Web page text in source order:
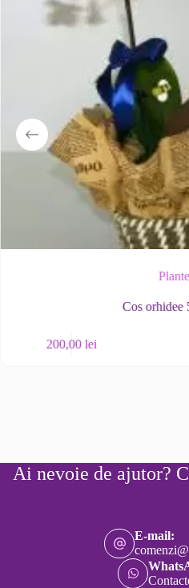
Plante
Cos orhidee
200,00 lei
Ai nevoie de ajutor?
E-mail: